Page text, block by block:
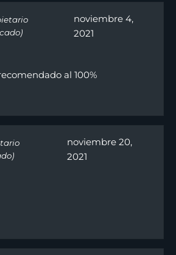
noviembre 4,
2021
al 100%
noviembre 20,
2021